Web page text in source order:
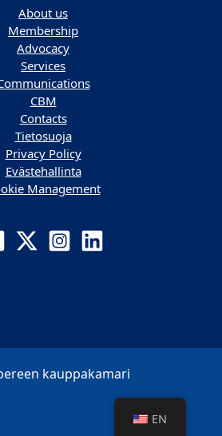
About us
Membership
Advocacy
Services
CBM
Contacts
Tietosuoja
Privacy Policy
Evästehallinta
Management
kauppakamari
EN